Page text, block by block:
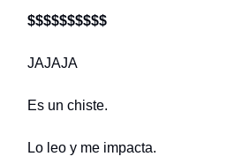
$$$$$$$$$$
JAJAJA
Es un chiste.
Lo leo y me impacta.